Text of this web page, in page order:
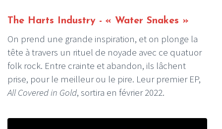
The Harts Industry - « Water Snakes »
On prend une grande inspiration, et on plonge la
tête à travers un rituel de noyade avec ce quatuor
folk rock. Entre crainte et abandon, ils lâchent
prise, pour le meilleur ou le pire. Leur premier EP,
All Covered in Gold, sortira en février 2022.